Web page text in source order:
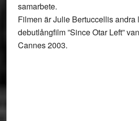
samarbete.
Filmen är Julie Bertuccellis andra
debutlångfilm ”Since Otar Left”
Cannes 2003.